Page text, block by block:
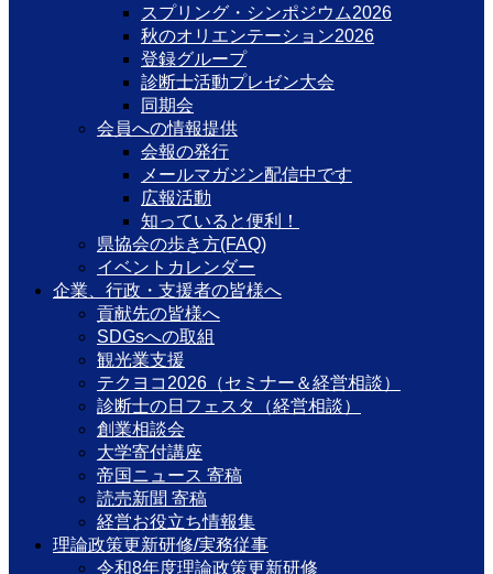
スプリング・シンポジウム2026
秋のオリエンテーション2026
登録グループ
診断士活動プレゼン大会
同期会
会員への情報提供
会報の発行
メールマガジン配信中です
広報活動
知っていると便利！
県協会の歩き方(FAQ)
イベントカレンダー
企業、行政・支援者の皆様へ
貢献先の皆様へ
SDGsへの取組
観光業支援
テクヨコ2026（セミナー＆経営相談）
診断士の日フェスタ（経営相談）
創業相談会
大学寄付講座
帝国ニュース 寄稿
読売新聞 寄稿
経営お役立ち情報集
理論政策更新研修/実務従事
令和8年度理論政策更新研修